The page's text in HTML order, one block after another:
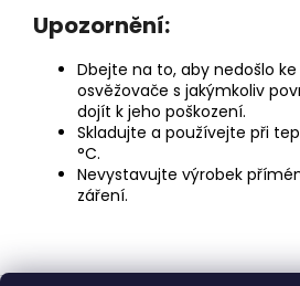
Upozornění:
Dbejte na to, aby nedošlo
osvěžovače s jakýmkoliv
dojít k jeho poškození.
Skladujte a používejte při
°C.
Nevystavujte výrobek
záření.